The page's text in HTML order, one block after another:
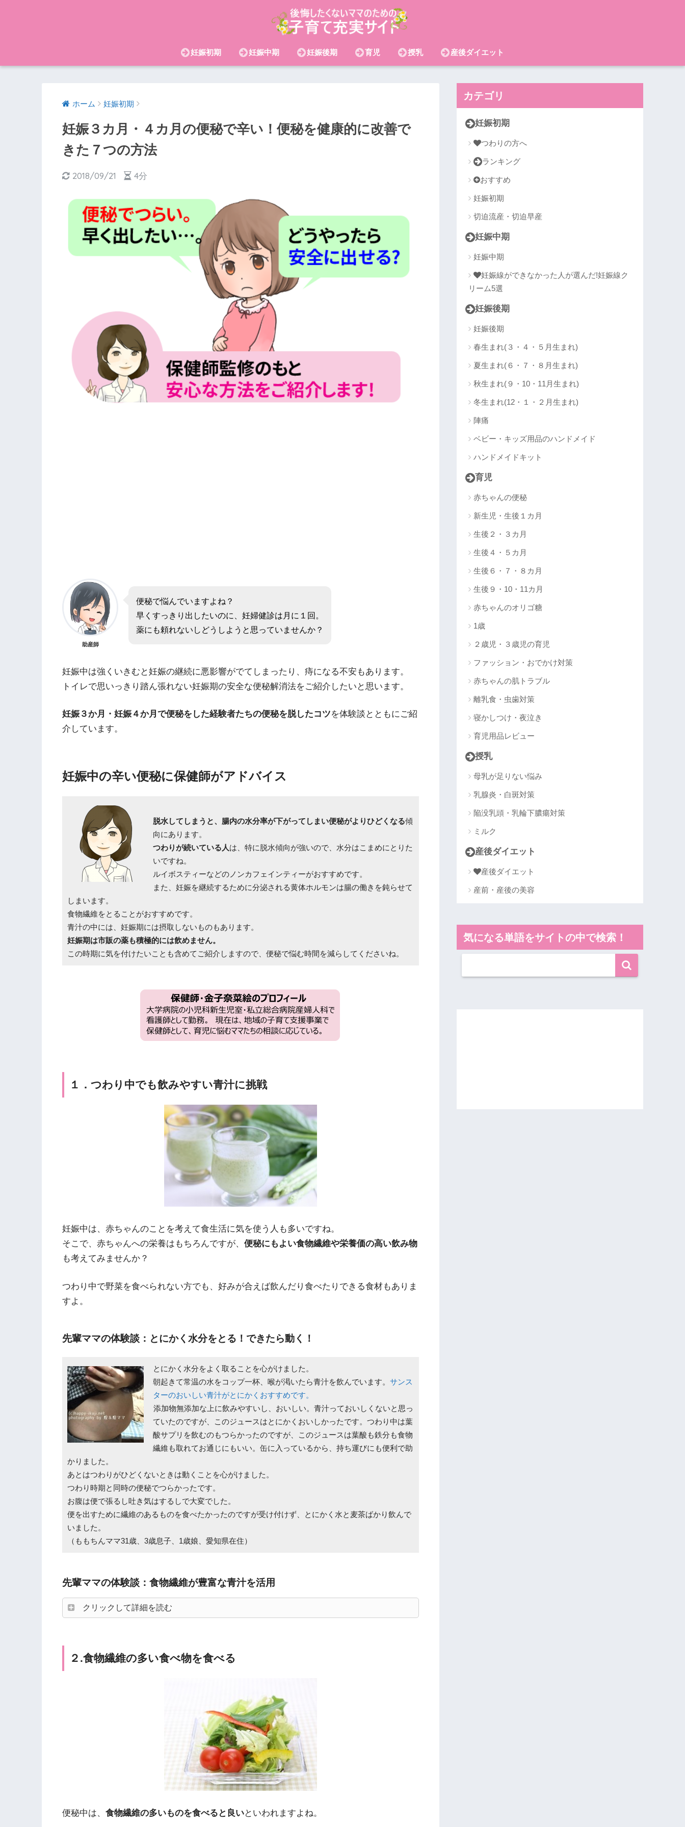
妊娠初期 妊娠中期 妊娠後期 育児 授乳 産後ダイエット
ホーム 妊娠初期
妊娠３カ月・４カ月の便秘で辛い！便秘を健康的に改善で
きた７つの方法
2018/09/21 4分
助産師
便秘で悩んでいますよね？
早くすっきり出したいのに、妊婦健診は月に１回。
薬にも頼れないしどうしようと思っていませんか？
妊娠中は強くいきむと妊娠の継続に悪影響がでてしまったり、痔になる不安もあります。
トイレで思いっきり踏ん張れない妊娠期の安全な便秘解消法をご紹介したいと思います。
妊娠３か月・妊娠４か月で便秘をした経験者たちの便秘を脱したコツを体験談とともにご紹
介しています。
妊娠中の辛い便秘に保健師がアドバイス
脱水してしまうと、腸内の水分率が下がってしまい便秘がよりひどくなる傾
向にあります。
つわりが続いている人は、特に脱水傾向が強いので、水分はこまめにとりた
いですね。
ルイボスティーなどのノンカフェインティーがおすすめです。
また、妊娠を継続するために分泌される黄体ホルモンは腸の働きを鈍らせて
しまいます。
食物繊維をとることがおすすめです。
青汁の中には、妊娠期には摂取しないものもあります。
妊娠期は市販の薬も積極的には飲めません。
この時期に気を付けたいことも含めてご紹介しますので、便秘で悩む時間を減らしてくださいね。
１．つわり中でも飲みやすい青汁に挑戦
妊娠中は、赤ちゃんのことを考えて食生活に気を使う人も多いですね。
そこで、赤ちゃんへの栄養はもちろんですが、 便秘にもよい食物繊維や栄養価の高い飲み物
も考えてみませんか？
つわり中で野菜を食べられない方でも、好みが合えば飲んだり食べたりできる食材もありま
すよ。
先輩ママの体験談：とにかく水分をとる！できたら動く！
とにかく水分をよく取ることを心がけました。
朝起きて常温の水をコップ一杯、喉が渇いたら青汁を飲んでいます。サンス
ターのおいしい青汁がとにかくおすすめです。
添加物無添加な上に飲みやすいし、おいしい。青汁っておいしくないと思っ
ていたのですが、このジュースはとにかくおいしかったです。つわり中は葉
酸サプリを飲むのもつらかったのですが、このジュースは葉酸も鉄分も食物
繊維も取れてお通じにもいい。缶に入っているから、持ち運びにも便利で助
かりました。
あとはつわりがひどくないときは動くことを心がけました。
つわり時期と同時の便秘でつらかったです。
お腹は便で張るし吐き気はするしで大変でした。
便を出すために繊維のあるものを食べたかったのですが受け付けず、とにかく水と麦茶ばかり飲んで
いました。
（ももちんママ31歳、3歳息子、1歳娘、愛知県在住）
先輩ママの体験談：食物繊維が豊富な青汁を活用
クリックして詳細を読む
２.食物繊維の多い食べ物を食べる
便秘中は、 食物繊維の多いものを食べると良いといわれますよね。
カテゴリ
妊娠初期
つわりの方へ
ランキング
おすすめ
妊娠初期
切迫流産・切迫早産
妊娠中期
妊娠中期
妊娠線ができなかった人が選んだ!妊娠線ク
リーム5選
妊娠後期
妊娠後期
春生まれ(３・４・５月生まれ)
夏生まれ(６・７・８月生まれ)
秋生まれ(９・10・11月生まれ)
冬生まれ(12・１・２月生まれ)
陣痛
ベビー・キッズ用品のハンドメイド
ハンドメイドキット
育児
赤ちゃんの便秘
新生児・生後１カ月
生後２・３カ月
生後４・５カ月
生後６・７・８カ月
生後９・10・11カ月
赤ちゃんのオリゴ糖
1歳
２歳児・３歳児の育児
ファッション・おでかけ対策
赤ちゃんの肌トラブル
離乳食・虫歯対策
寝かしつけ・夜泣き
育児用品レビュー
授乳
母乳が足りない悩み
乳腺炎・白斑対策
陥没乳頭・乳輪下膿瘍対策
ミルク
産後ダイエット
産後ダイエット
産前・産後の美容
気になる単語をサイトの中で検索！